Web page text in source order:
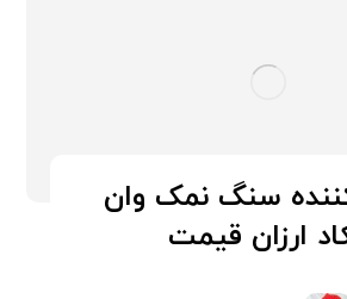
سنگ نمک وان
ارزان قیمت